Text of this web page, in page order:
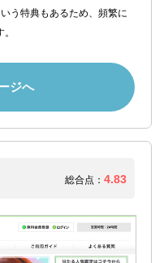
う特典もあるため、頻繁に
ジへ
総合点： 4.83